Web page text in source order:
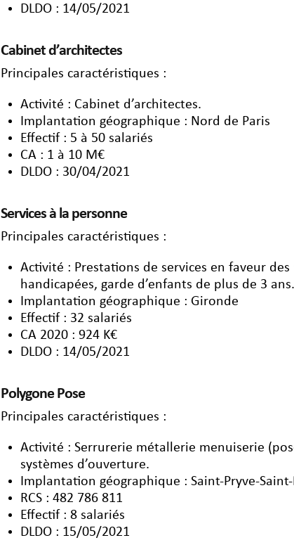
DLDO : 14/05/2021
Cabinet d’architectes
Principales caractéristiques :
Activité : Cabinet d’architectes.
Implantation géographique : Nord de Paris
Effectif : 5 à 50 salariés
CA : 1 à 10 M€
DLDO : 30/04/2021
Services à la personne
Principales caractéristiques :
Activité : Prestations de services en faveur
handicapées, garde d’enfants de plus de 3 ans.
Implantation géographique : Gironde
Effectif : 32 salariés
CA 2020 : 924 K€
DLDO : 14/05/2021
Polygone Pose
Principales caractéristiques :
Activité : Serrurerie métallerie menuiserie
systèmes d’ouverture.
Implantation géographique : Saint-Pryve-
RCS : 482 786 811
Effectif : 8 salariés
DLDO : 15/05/2021